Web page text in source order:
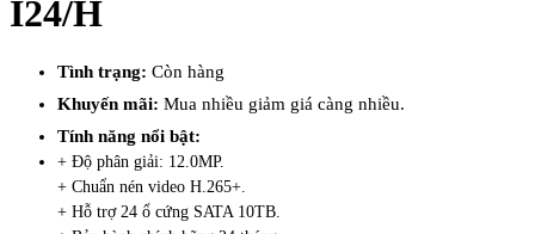
I24/H
Tình trạng: Còn hàng
Khuyến mãi: Mua nhiều giảm giá càng nhiều.
Tính năng nổi bật:
+ Độ phân giải: 12.0MP.
+ Chuẩn nén video H.265+.
+ Hỗ trợ 24 ổ cứng SATA 10TB.